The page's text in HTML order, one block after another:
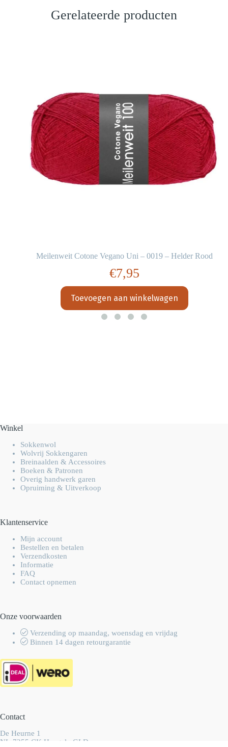
Gerelateerde producten
Meilenweit Cotone Vegano Uni – 0019 – Helder Rood
€7,95
Toevoegen aan winkelwagen
Winkel
Sokkenwol
Wolvrij Sokkengaren
Breinaalden & Accessoires
Boeken & Patronen
Overig handwerk garen
Opruiming & Uitverkoop
Klantenservice
Mijn account
Bestellen en betalen
Verzendkosten
Informatie
FAQ
Contact opnemen
Onze voorwaarden
Verzending op maandag, woensdag en vrijdag
Binnen 14 dagen retourgarantie
Contact
De Heurne 1
NL-7255 CK Hengelo GLD